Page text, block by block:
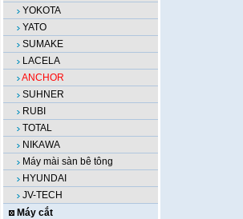
YOKOTA
YATO
SUMAKE
LACELA
ANCHOR
SUHNER
RUBI
TOTAL
NIKAWA
Máy mài sàn bê tông
HYUNDAI
JV-TECH
Máy cắt